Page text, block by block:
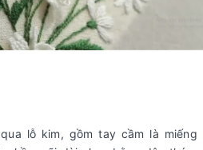
lỗ kim, gồm tay cầm là miếng